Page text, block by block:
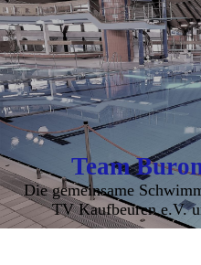
Team
Die gemeinsame
TV Kaufbeuren e.V.